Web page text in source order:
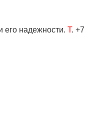
его надежности. Т.